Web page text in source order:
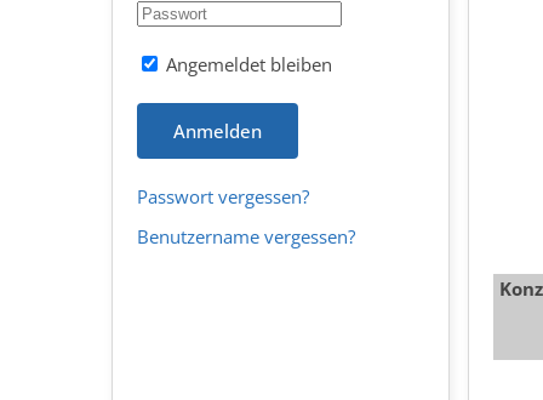
Angemeldet bleiben
Anmelden
Passwort vergessen?
Benutzername vergessen?